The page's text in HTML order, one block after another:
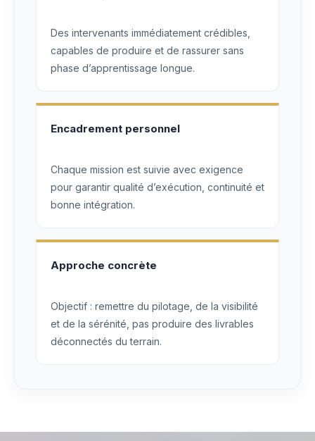
Des intervenants immédiatement crédibles,
capables de produire et de rassurer sans
phase d’apprentissage longue.
Encadrement personnel
Chaque mission est suivie avec exigence
pour garantir qualité d’exécution, continuité et
bonne intégration.
Approche concrète
Objectif : remettre du pilotage, de la visibilité
et de la sérénité, pas produire des livrables
déconnectés du terrain.